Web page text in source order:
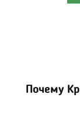
Почему